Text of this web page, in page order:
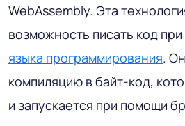
WebAssembly. Эта
возможность писать код
языка программирования.
компиляцию в байт-код,
и запускается при помощи